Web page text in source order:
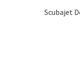
Scubajet